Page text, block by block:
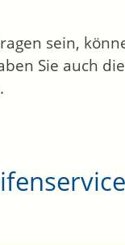
sein,
Sie auch